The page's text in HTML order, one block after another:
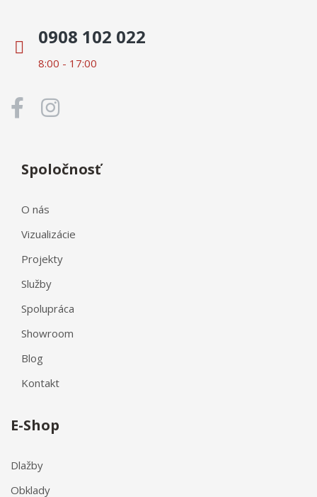
0908 102 022
8:00 - 17:00
Spoločnosť
O nás
Vizualizácie
Projekty
Služby
Spolupráca
Showroom
Blog
Kontakt
E-Shop
Dlažby
Obklady